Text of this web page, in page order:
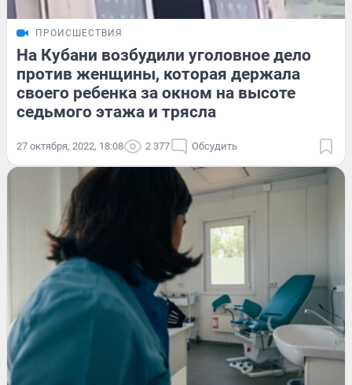
ПРОИСШЕСТВИЯ
На Кубани возбудили уголовное дело
против женщины, которая держала
своего ребенка за окном на высоте
седьмого этажа и трясла
27 октября, 2022, 18:08 2 377 Обсудить